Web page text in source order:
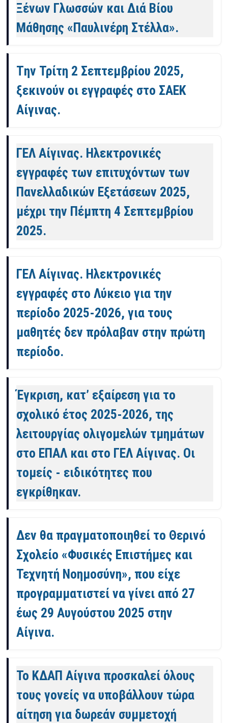
Ξένων Γλωσσών και Διά Βίου
Μάθησης «Παυλινέρη Στέλλα».
Tην Τρίτη 2 Σεπτεμβρίου 2025,
ξεκινούν οι εγγραφές στο ΣΑΕΚ
Αίγινας.
ΓΕΛ Αίγινας. Ηλεκτρονικές
εγγραφές των επιτυχόντων των
Πανελλαδικών Εξετάσεων 2025,
μέχρι την Πέμπτη 4 Σεπτεμβρίου
2025.
ΓΕΛ Αίγινας. Ηλεκτρονικές
εγγραφές στο Λύκειο για την
περίοδο 2025-2026, για τους
μαθητές δεν πρόλαβαν στην πρώτη
περίοδο.
Έγκριση, κατ’ εξαίρεση για το
σχολικό έτος 2025-2026, της
λειτουργίας ολιγομελών τμημάτων
στο ΕΠΑΛ και στο ΓΕΛ Αίγινας. Οι
τομείς - ειδικότητες που
εγκρίθηκαν.
Δεν θα πραγματοποιηθεί το Θερινό
Σχολείο «Φυσικές Επιστήμες και
Τεχνητή Νοημοσύνη», που είχε
προγραμματιστεί να γίνει από 27
έως 29 Αυγούστου 2025 στην
Αίγινα.
Το ΚΔΑΠ Αίγινα προσκαλεί όλους
τους γονείς να υποβάλλουν τώρα
αίτηση για δωρεάν συμμετοχή